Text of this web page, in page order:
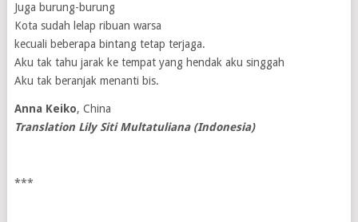
Juga burung-burung
Kota sudah lelap ribuan warsa
kecuali beberapa bintang tetap terjaga.
Aku tak tahu jarak ke tempat yang hendak aku singgah
Aku tak beranjak menanti bis.
Anna Keiko, China
Translation Lily Siti Multatuliana (Indonesia)
***